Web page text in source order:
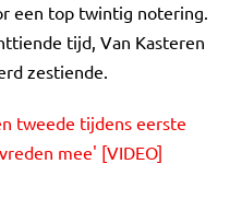
een top twintig notering.
tijd, Van Kasteren
zestiende.
tweede tijdens eerste
mee' [VIDEO]